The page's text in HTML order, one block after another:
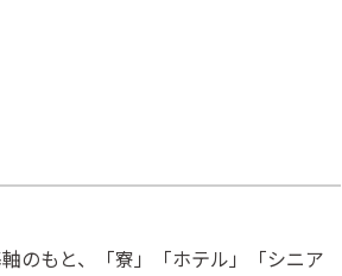
のもと、「寮」「ホテル」「シニア